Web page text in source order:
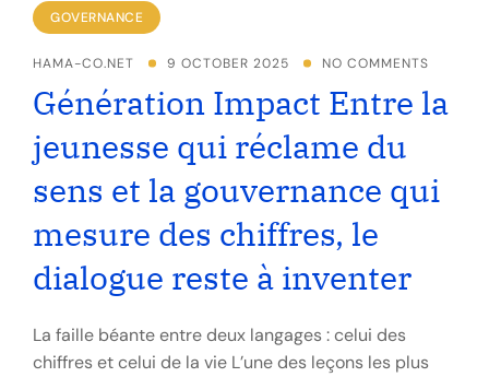
GOVERNANCE
HAMA-CO.NET 9 OCTOBER 2025 NO COMMENTS
Génération Impact Entre la
jeunesse qui réclame du
sens et la gouvernance qui
mesure des chiffres, le
dialogue reste à inventer
La faille béante entre deux langages : celui des
chiffres et celui de la vie L’une des leçons les plus